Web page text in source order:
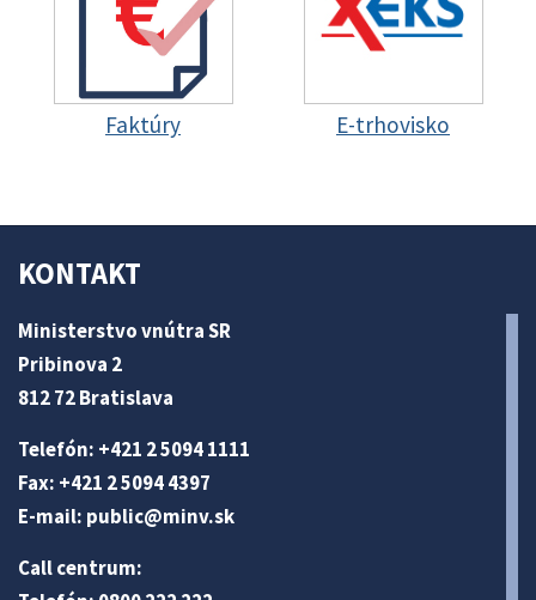
Faktúry E-trhovisko
KONTAKT
Ministerstvo vnútra SR
Pribinova 2
812 72 Bratislava
Telefón: +421 2 5094 1111
Fax: +421 2 5094 4397
E-mail: public@minv.sk
Call centrum: